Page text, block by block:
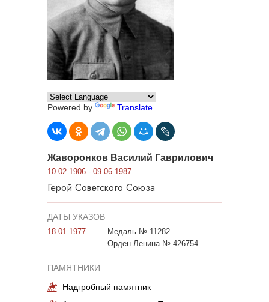
Powered by Translate
Жаворонков Василий Гаврилович
10.02.1906 - 09.06.1987
Герой Советского Союза
ДАТЫ УКАЗОВ
18.01.1977
Медаль № 11282
Орден Ленина № 426754
ПАМЯТНИКИ
Надгробный памятник